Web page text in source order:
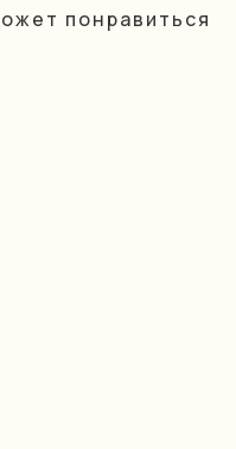
понравиться